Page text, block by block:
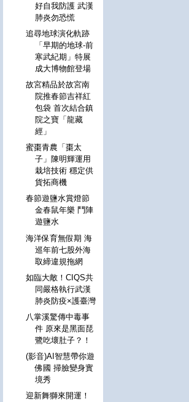
好自我防護 武漢
肺炎勿恐慌
追尋地球演化軌跡
「早期的地球-前
寒武紀期」特展
成大博物館登場
故宮精品於故宮南
院推春節吉祥紅
包袋 首次結合鎮
院之寶「龍藏
經」
蜜棗青農「棗太
子」陳明輝運用
栽培技術 穩定供
貨拓商機
春節遊鹽水賞燈節
金春鼠年樂 鬥陣
遊鹽水
海洋保育無假期 海
巡年前七股外海
取締違規拖網
如臨大敵！CIQS共
同嚴格執行武漢
肺炎防疫×護臺灣
八掌溪驚傳中毒事
件 原來是黑面琵
鷺吃壞肚子？！
(影音)AI智慧帶你遊
佛國 掃臉變身實
境秀
迎新舞獅來開運！